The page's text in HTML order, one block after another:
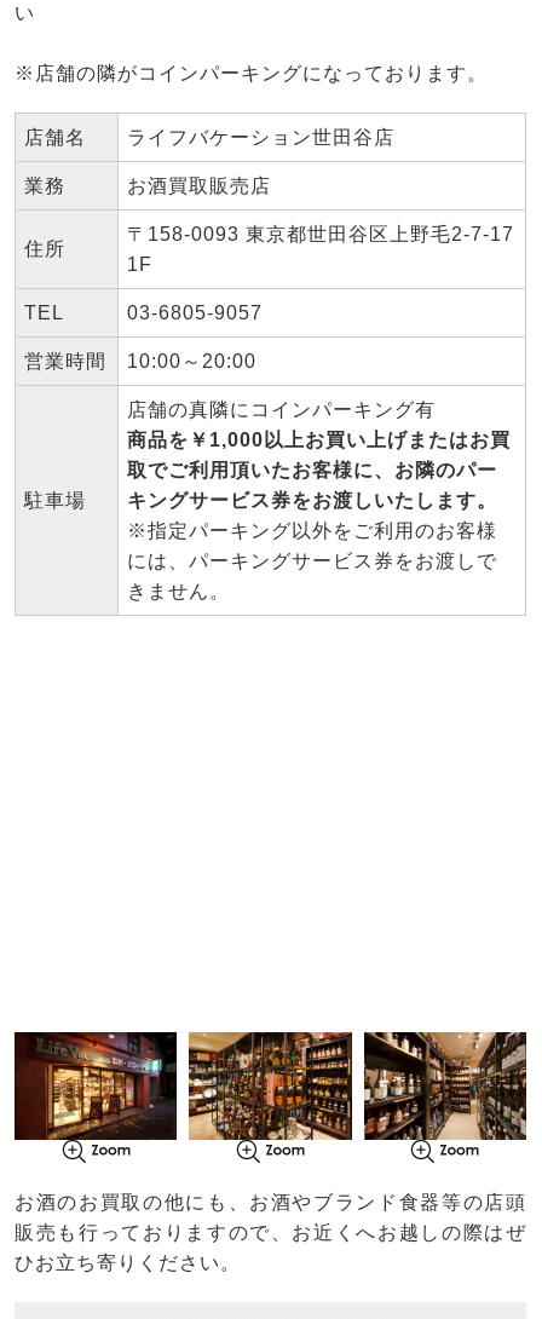
い
※店舗の隣がコインパーキングになっております。
店舗名 ライフバケーション世田谷店
業務 お酒買取販売店
住所
〒158-0093 東京都世田谷区上野毛2-7-17
1F
TEL 03-6805-9057
営業時間 10:00～20:00
駐車場
店舗の真隣にコインパーキング有
商品を￥1,000以上お買い上げまたはお買
取でご利用頂いたお客様に、お隣のパー
キングサービス券をお渡しいたします。
※指定パーキング以外をご利用のお客様
には、パーキングサービス券をお渡しで
きません。
お酒のお買取の他にも、お酒やブランド食器等の店頭
販売も行っておりますので、お近くへお越しの際はぜ
ひお立ち寄りください。